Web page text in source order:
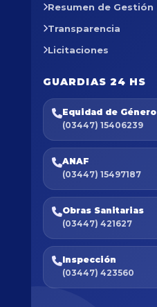
Resumen de Gestión
Transparencia
Licitaciones
GUARDIAS 24 HS
Equidad de Género
(03447) 15406239
ANAF
(03447) 15497187
Obras Sanitarias
(03447) 421627
Inspección
(03447) 423560